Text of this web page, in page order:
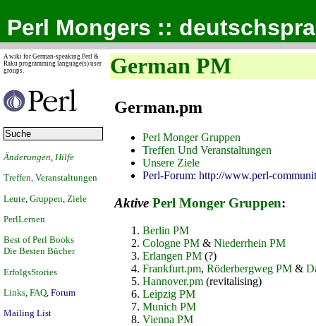
Perl Mongers ::
A wiki for German-speaking Perl &
Raku programming language(s) user
groups.
Änderungen Hilfe
Treffen, Veranstaltungen
Leute Gruppen Ziele
PerlLernen
Best of Perl Books
Die Besten Bücher
ErfolgsStories
Links FAQ Forum
Mailing List
German PM
German.pm
Perl Monger Gruppen
Treffen Und Veranstaltungen
Unsere Ziele
Perl-Forum: http://www.perl-
Aktive Perl Monger Gruppen:
Berlin PM
Cologne PM & Niederrhein PM
Erlangen PM (?)
Frankfurt.pm, Röderbergweg PM &
Hannover.pm (revitalising)
Leipzig PM
Munich PM
Vienna PM